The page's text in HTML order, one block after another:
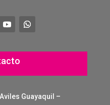
Guayaquil –